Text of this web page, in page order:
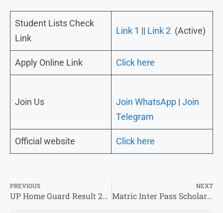
Student Lists Check
Link
Link 1 || Link 2 (Active)
Apply Online Link Click here
Join Us Join WhatsApp | Join
Telegram
Official website Click here
PREVIOUS
UP Home Guard Result 2026 – Check करें यहां से रिजल्ट / स्कोर कार्ड डायरेक्ट लिंक से
NEXT
Matric Inter Pass Scholarship 2026 Online Apply Start – 10000 और 25000 स्कॉलरशिप के लिए आवेदन शुरू !